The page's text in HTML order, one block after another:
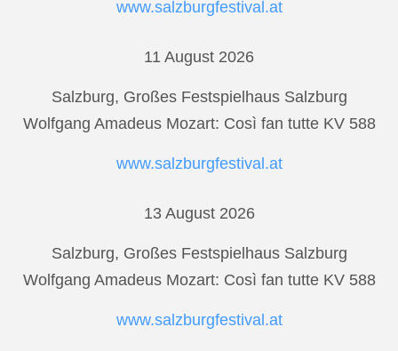
www.salzburgfestival.at
11 August 2026
Salzburg, Großes Festspielhaus Salzburg
Wolfgang Amadeus Mozart: Così fan tutte KV 588
www.salzburgfestival.at
13 August 2026
Salzburg, Großes Festspielhaus Salzburg
Wolfgang Amadeus Mozart: Così fan tutte KV 588
www.salzburgfestival.at